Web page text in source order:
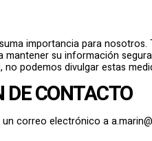
importancia para
mantener su información
podemos divulgar estas
CONTACTO
correo electrónico a